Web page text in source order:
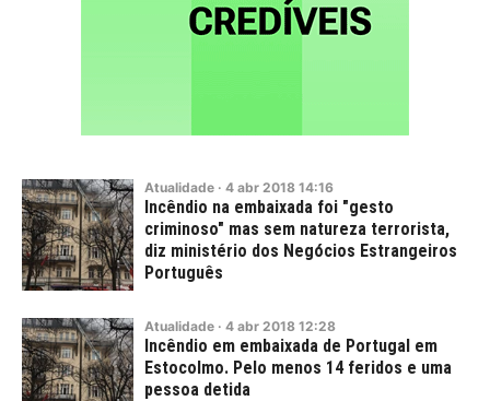
Atualidade · 4 abr 2018 14:16
Incêndio na embaixada foi "gesto
criminoso" mas sem natureza terrorista,
diz ministério dos Negócios Estrangeiros
Português
Atualidade · 4 abr 2018 12:28
Incêndio em embaixada de Portugal em
Estocolmo. Pelo menos 14 feridos e uma
pessoa detida